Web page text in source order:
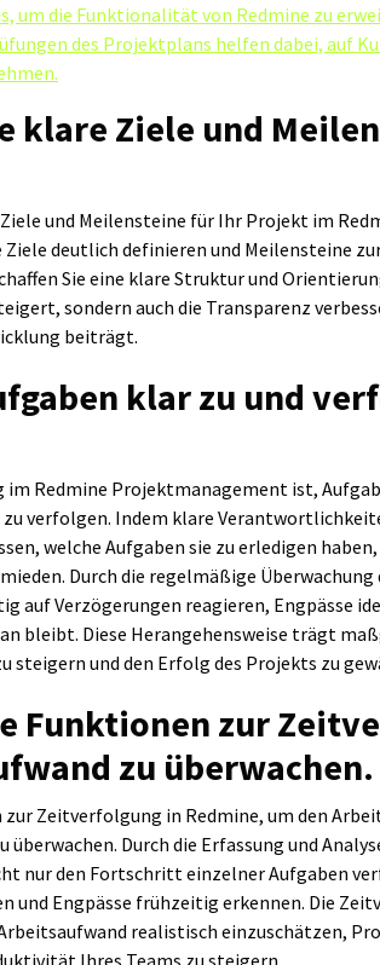
um die Funktionalität von Redmine zu
des Projektplans helfen dabei, auf
klare Ziele und
und Meilensteine für Ihr Projekt im
Ziele deutlich definieren und Meilensteine
Sie eine klare Struktur und
sondern auch die Transparenz
beiträgt.
klar zu und
Redmine Projektmanagement ist,
verfolgen. Indem klare
welche Aufgaben sie zu erledigen
Durch die regelmäßige
auf Verzögerungen reagieren, Engpässe
bleibt. Diese Herangehensweise trägt
steigern und den Erfolg des Projekts zu
Funktionen zur
zu überwachen.
zur Zeitverfolgung in Redmine, um den
Durch die Erfassung und
nur den Fortschritt einzelner Aufgaben
und Engpässe frühzeitig erkennen. Die
realistisch einzuschätzen,
Ihres Teams zu steigern.